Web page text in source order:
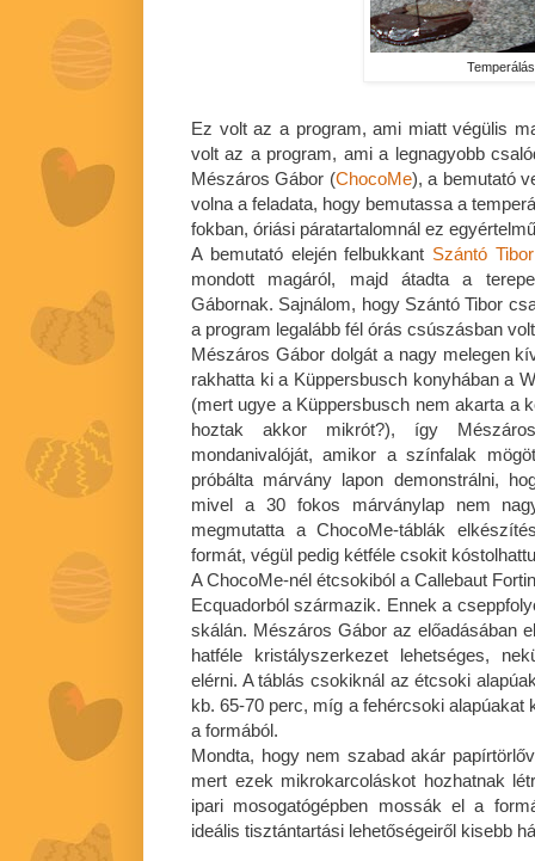
Temperálás
Ez volt az a program, ami miatt végülis
volt az a program, ami a legnagyobb
Mészáros Gábor (ChocoMe), a bemutató
volna a feladata, hogy bemutassa a
fokban, óriási páratartalomnál ez
A bemutató elején felbukkant Szántó Tibor
mondott magáról, majd átadta a
Gábornak. Sajnálom, hogy Szántó Tibor
a program legalább fél órás csúszásban
Mészáros Gábor dolgát a nagy melegen
rakhatta ki a Küppersbusch konyhában a
(mert ugye a Küppersbusch nem akarta a
hoztak akkor mikrót?), így
mondanivalóját, amikor a színfalak
próbálta márvány lapon demonstrálni,
mivel a 30 fokos márványlap nem
megmutatta a ChocoMe-táblák
formát, végül pedig kétféle csokit
A ChocoMe-nél étcsokiból a Callebaut
Ecquadorból származik. Ennek a
skálán. Mészáros Gábor az előadásában
hatféle kristályszerkezet lehetséges,
elérni. A táblás csokiknál az étcsoki
kb. 65-70 perc, míg a fehércsoki alapúakat
a formából.
Mondta, hogy nem szabad akár
mert ezek mikrokarcoláskot hozhatnak
ipari mosogatógépben mossák el a
ideális tisztántartási lehetőségeiről kisebb